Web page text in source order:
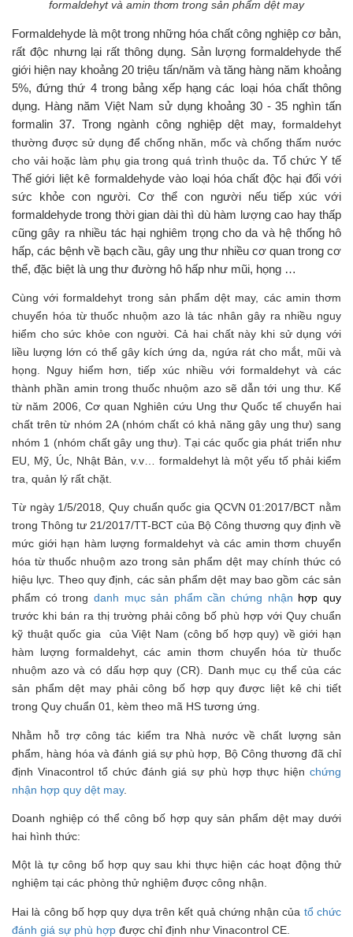
formaldehyt và amin thơm trong sản phẩm dệt may
Formaldehyde là một trong những hóa chất công nghiệp cơ bản,
rất độc nhưng lại rất thông dụng. Sản lượng formaldehyde thế
giới hiện nay khoảng 20 triệu tấn/năm và tăng hàng năm khoảng
5%, đứng thứ 4 trong bảng xếp hạng các loại hóa chất thông
dụng. Hàng năm Việt Nam sử dụng khoảng 30 - 35 nghìn tấn
formalin 37. Trong ngành công nghiệp dệt may, formaldehyt
thường được sử dụng để chống nhăn, mốc và chống thấm nước
cho vải hoặc làm phụ gia trong quá trình thuộc da. Tổ chức Y tế
Thế giới liệt kê formaldehyde vào loại hóa chất độc hại đối với
sức khỏe con người. Cơ thể con người nếu tiếp xúc với
formaldehyde trong thời gian dài thì dù hàm lượng cao hay thấp
cũng gây ra nhiều tác hại nghiêm trọng cho da và hệ thống hô
hấp, các bệnh về bạch cầu, gây ung thư nhiều cơ quan trong cơ
thể, đặc biệt là ung thư đường hô hấp như mũi, họng …
Cùng với formaldehyt trong sản phẩm dệt may, các amin thơm
chuyển hóa từ thuốc nhuộm azo là tác nhân gây ra nhiều nguy
hiểm cho sức khỏe con người. Cả hai chất này khi sử dụng với
liều lượng lớn có thể gây kích ứng da, ngứa rát cho mắt, mũi và
họng. Nguy hiểm hơn, tiếp xúc nhiều với formaldehyt và các
thành phần amin trong thuốc nhuộm azo sẽ dẫn tới ung thư. Kể
từ năm 2006, Cơ quan Nghiên cứu Ung thư Quốc tế chuyển hai
chất trên từ nhóm 2A (nhóm chất có khả năng gây ung thư) sang
nhóm 1 (nhóm chất gây ung thư). Tại các quốc gia phát triển như
EU, Mỹ, Úc, Nhật Bản, v.v… formaldehyt là một yếu tố phải kiểm
tra, quản lý rất chặt.
Từ ngày 1/5/2018, Quy chuẩn quốc gia QCVN 01:2017/BCT nằm
trong Thông tư 21/2017/TT-BCT của Bộ Công thương quy định về
mức giới hạn hàm lượng formaldehyt và các amin thơm chuyển
hóa từ thuốc nhuộm azo trong sản phẩm dệt may chính thức có
hiệu lực. Theo quy định, các sản phẩm dệt may bao gồm các sản
phẩm có trong danh mục sản phẩm cần chứng nhận hợp quy
trước khi bán ra thị trường phải công bố phù hợp với Quy chuẩn
kỹ thuật quốc gia của Việt Nam (công bố hợp quy) về giới hạn
hàm lượng formaldehyt, các amin thơm chuyển hóa từ thuốc
nhuộm azo và có dấu hợp quy (CR). Danh mục cụ thể của các
sản phẩm dệt may phải công bố hợp quy được liệt kê chi tiết
trong Quy chuẩn 01, kèm theo mã HS tương ứng.
Nhằm hỗ trợ công tác kiểm tra Nhà nước về chất lượng sản
phẩm, hàng hóa và đánh giá sự phù hợp, Bộ Công thương đã chỉ
định Vinacontrol tổ chức đánh giá sự phù hợp thực hiện chứng
nhận hợp quy dệt may.
Doanh nghiệp có thể công bố hợp quy sản phẩm dệt may dưới
hai hình thức:
Một là tự công bố hợp quy sau khi thực hiện các hoạt động thử
nghiệm tại các phòng thử nghiệm được công nhận.
Hai là công bố hợp quy dựa trên kết quả chứng nhận của tổ chức
đánh giá sự phù hợp được chỉ định như Vinacontrol CE.